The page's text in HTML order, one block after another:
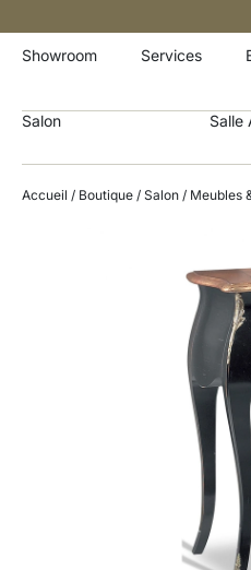
Showroom Services
Salon Salle
Accueil / Boutique / Salon / Meubles